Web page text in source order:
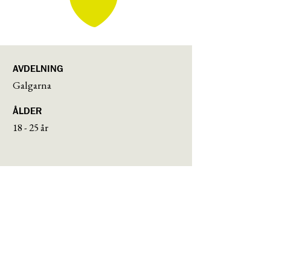
AVDELNING
Galgarna
ÅLDER
18 - 25 år